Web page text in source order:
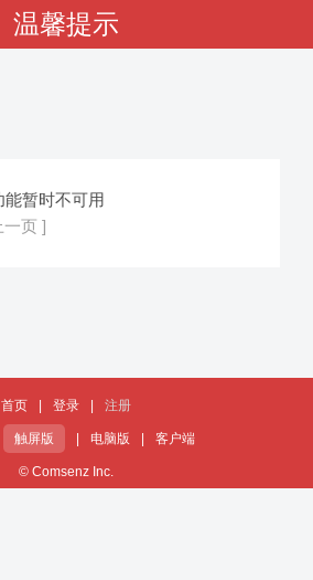
温馨提示
暂时不可用
页 ]
首页 登录 注册
触屏版 电脑版 客户端
© Comsenz Inc.